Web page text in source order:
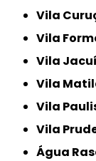
Vila
Vila
Vila Jacuí
Vila
Vila
Vila
Água